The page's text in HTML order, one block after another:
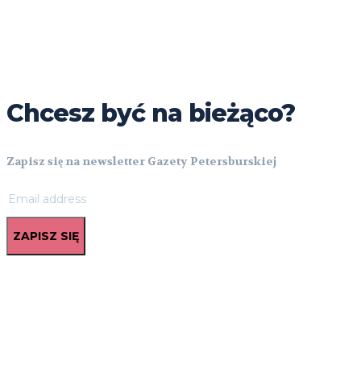
Chcesz być na bieżąco?
Zapisz się na newsletter Gazety Petersburskiej
ZAPISZ SIĘ